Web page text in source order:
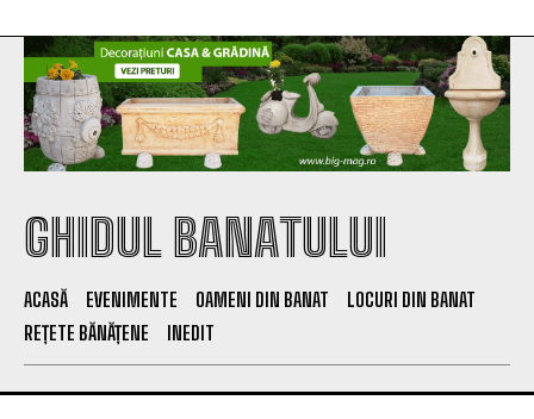
GHIDUL BANATULUI
ACASĂ EVENIMENTE OAMENI DIN BANAT
LOCURI DIN BANAT
REȚETE BĂNĂȚENE
INEDIT